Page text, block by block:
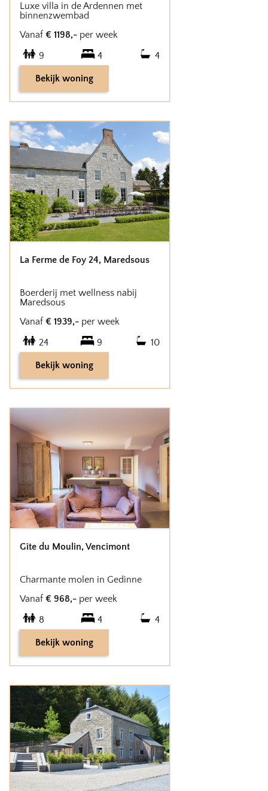
Luxe villa in de Ardennen met
binnenzwembad
Vanaf € 1198,- per week
9
4 4
Bekijk woning
La Ferme de Foy 24, Maredsous
Boerderij met wellness nabij
Maredsous
Vanaf € 1939,- per week
24
9 10
Bekijk woning
Gîte du Moulin, Vencimont
Charmante molen in Gedinne
Vanaf € 968,- per week
8
4 4
Bekijk woning